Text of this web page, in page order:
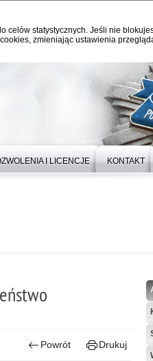
statystycznych. Jeśli nie
zmieniając ustawienia
I LICENCJE KONTAKT
Powrót Drukuj